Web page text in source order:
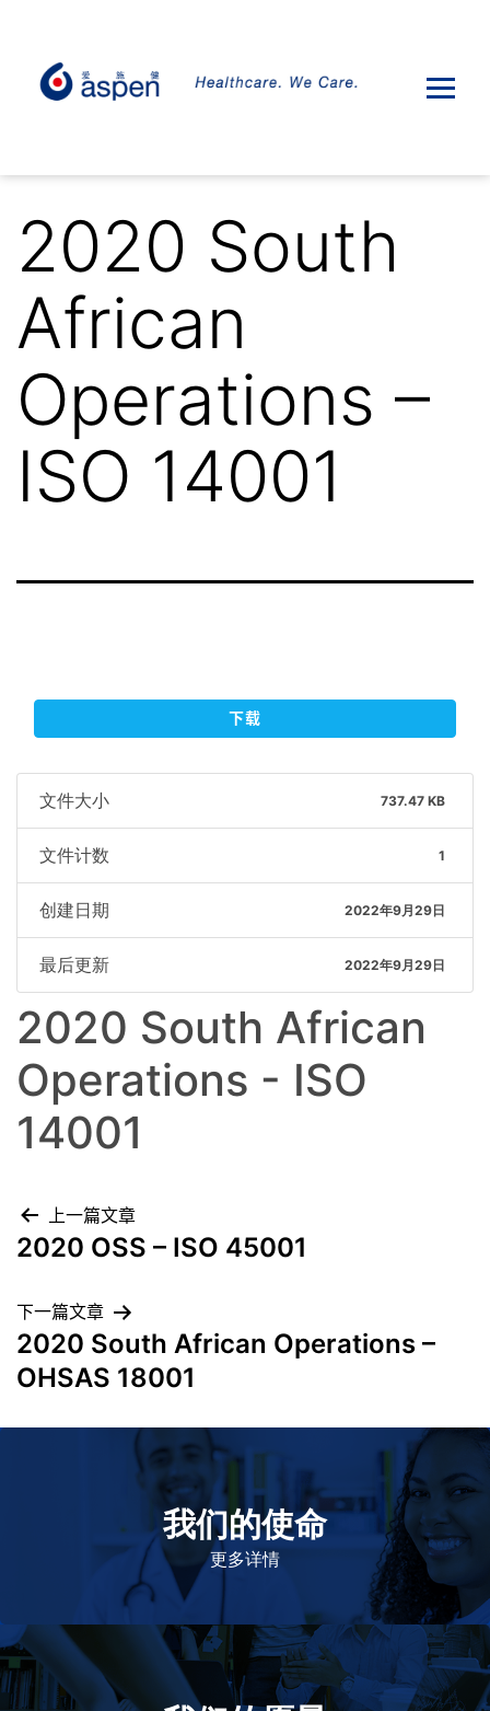
2020 South
African
Operations –
ISO 14001
下载
文件大小 737.47 KB
文件计数 1
创建日期 2022年9月29日
最后更新 2022年9月29日
2020 South African
Operations - ISO
14001
上一篇文章
2020 OSS – ISO 45001
下一篇文章
2020 South African Operations –
OHSAS 18001
我们的使命
更多详情
致力于提高患者的生命健康和质量